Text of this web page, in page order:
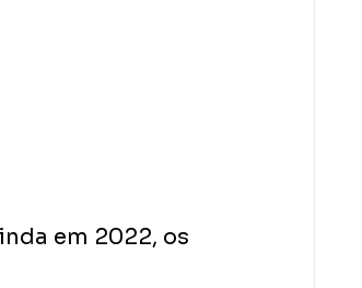
em 2022, os